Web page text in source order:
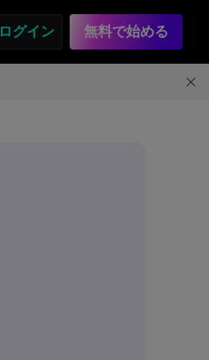
ログイン 無料で始める